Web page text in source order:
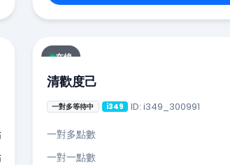
在線
清歡度己
一對多等待中 i349 ID: i349_300991
一對多點數
一對一點數